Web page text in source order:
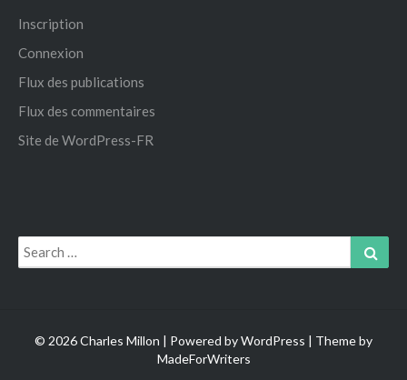
Inscription
Connexion
Flux des publications
Flux des commentaires
Site de WordPress-FR
Search
for:
© 2026 Charles Millon | Powered byWordPress | Theme by
MadeForWriters